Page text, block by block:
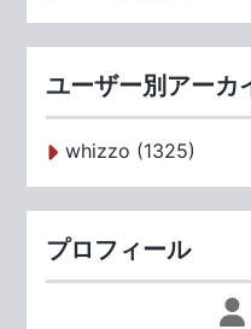
ユーザー別アーカ
whizzo (1325)
プロフィール